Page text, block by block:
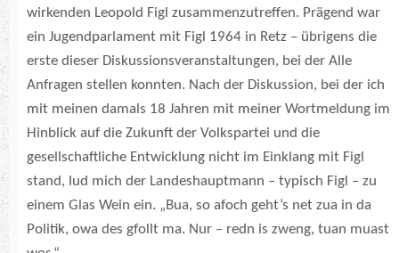
wirkenden Leopold Figl zusammenzutreffen. Prägend war
ein Jugendparlament mit Figl 1964 in Retz – übrigens die
erste dieser Diskussionsveranstaltungen, bei der Alle
Anfragen stellen konnten. Nach der Diskussion, bei der ich
mit meinen damals 18 Jahren mit meiner Wortmeldung im
Hinblick auf die Zukunft der Volkspartei und die
gesellschaftliche Entwicklung nicht im Einklang mit Figl
stand, lud mich der Landeshauptmann – typisch Figl – zu
einem Glas Wein ein. „Bua, so afoch geht’s net zua in da
Politik, owa des gfollt ma. Nur – redn is zweng, tuan muast